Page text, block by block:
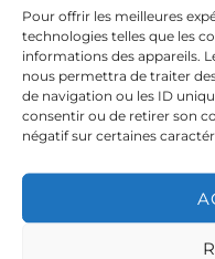
Pour offrir les meilleures
technologies telles que les
informations des appareils.
nous permettra de traiter
de navigation ou les ID
consentir ou de retirer son
négatif sur certaines
N’hésitez pas à
La Storm
E-MAIL: